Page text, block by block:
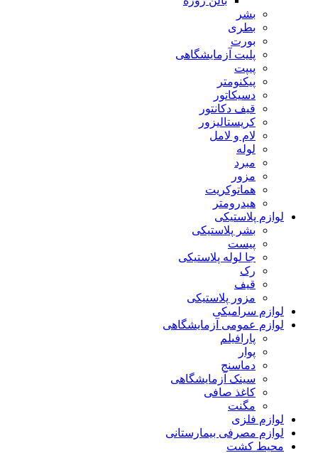
بشر
بطری
بورت
پلیت آزمایشگاهی
پیپت
پیکنومتر
دسیکاتور
قیف دکانتور
کریستالیزور
لام و لامل
لوله
مبرد
مزور
هماتوکریت
هیدرومتر
لوازم پلاستیکی
بشر پلاستیکی
پیست
جا لوله پلاستیکی
رک
قیف
مزور پلاستیکی
لوازم سرامیکی
لوازم عمومی آزمایشگاهی
پارافیلم
پوار
دماسنج
سینک آزمایشگاهی
کاغذ صافی
مگنت
لوازم فلزی
لوازم مصرفی بیمارستانی
محیط کشت